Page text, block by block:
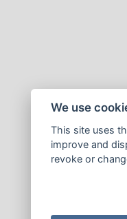
We use
This site uses
improve and
revoke or